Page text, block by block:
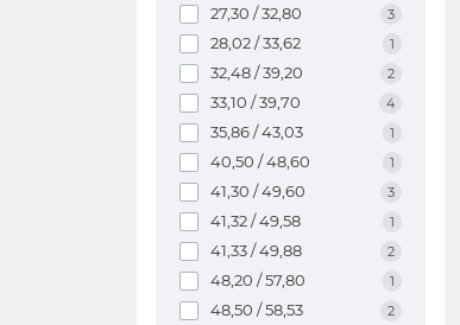
27,30 / 32,80 3
28,02 / 33,62 1
32,48 / 39,20 2
33,10 / 39,70 4
35,86 / 43,03 1
40,50 / 48,60 1
41,30 / 49,60 3
41,32 / 49,58 1
41,33 / 49,88 2
48,20 / 57,80 1
48,50 / 58,53 2